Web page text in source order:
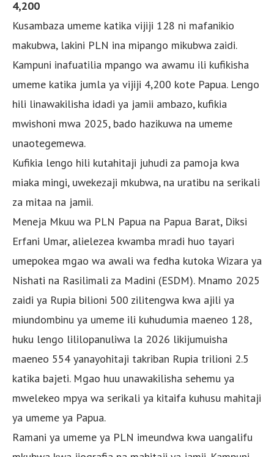
4,200
Kusambaza umeme katika vijiji 128 ni mafanikio
makubwa, lakini PLN ina mipango mikubwa zaidi.
Kampuni inafuatilia mpango wa awamu ili kufikisha
umeme katika jumla ya vijiji 4,200 kote Papua. Lengo
hili linawakilisha idadi ya jamii ambazo, kufikia
mwishoni mwa 2025, bado hazikuwa na umeme
unaotegemewa.
Kufikia lengo hili kutahitaji juhudi za pamoja kwa
miaka mingi, uwekezaji mkubwa, na uratibu na serikali
za mitaa na jamii.
Meneja Mkuu wa PLN Papua na Papua Barat, Diksi
Erfani Umar, alielezea kwamba mradi huo tayari
umepokea mgao wa awali wa fedha kutoka Wizara ya
Nishati na Rasilimali za Madini (ESDM). Mnamo 2025
zaidi ya Rupia bilioni 500 zilitengwa kwa ajili ya
miundombinu ya umeme ili kuhudumia maeneo 128,
huku lengo lililopanuliwa la 2026 likijumuisha
maeneo 554 yanayohitaji takriban Rupia trilioni 2.5
katika bajeti. Mgao huu unawakilisha sehemu ya
mwelekeo mpya wa serikali ya kitaifa kuhusu mahitaji
ya umeme ya Papua.
Ramani ya umeme ya PLN imeundwa kwa uangalifu